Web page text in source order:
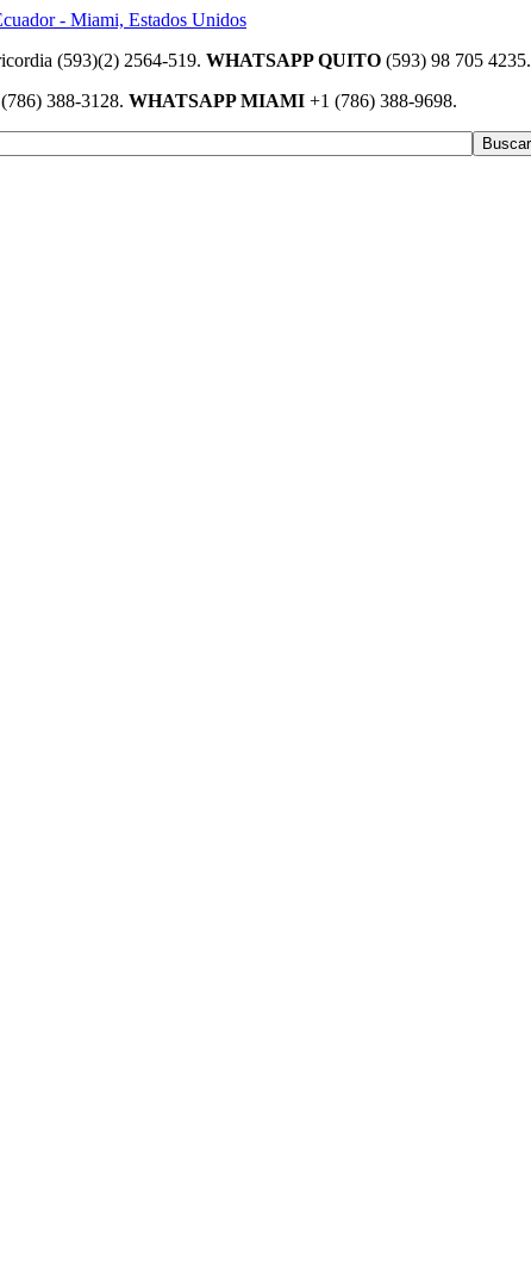
(593)(2) 2564-519. WHATSAPP QUITO (593) 98 705 4235.
(786) 388-3128. WHATSAPP MIAMI +1 (786) 388-9698.